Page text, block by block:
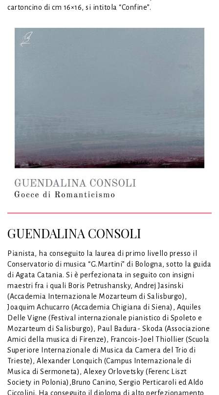
cartoncino di cm 16×16, si intitola “Confine”.
GUENDALINA CONSOLI
Pianista, ha conseguito la laurea di primo livello presso il
Conservatorio di musica “G.Martini” di Bologna, sotto la guida
di Agata Catania. Si è perfezionata in seguito con insigni
maestri fra i quali Boris Petrushansky, Andrej Jasinski
(Accademia Internazionale Mozarteum di Salisburgo),
Joaquim Achucarro (Accademia Chigiana di Siena), Aquiles
Delle Vigne (Festival internazionale pianistico di Spoleto e
Mozarteum di Salisburgo), Paul Badura- Skoda (Associazione
Amici della musica di Firenze), Francois-Joel Thiollier (Scuola
Superiore Internazionale di Musica da Camera del Trio di
Trieste), Alexander Lonquich (Campus Internazionale di
Musica di Sermoneta), Alexey Orlovetsky (Ferenc Liszt
Society in Polonia),Bruno Canino, Sergio Perticaroli ed Aldo
Ciccolini. Ha conseguito il diploma di alto perfezionamento